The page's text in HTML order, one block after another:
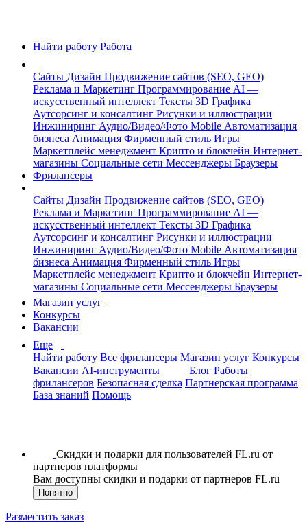
Найти работу Работа
Сайты Дизайн Продвижение сайтов (SEO, GEO)
Реклама и Маркетинг Программирование AI —
искусственный интеллект Тексты 3D Графика
Аутсорсинг и консалтинг Рисунки и иллюстрации
Инжиниринг Аудио/Видео/Фото Mobile Автоматизация
бизнеса Анимация Фирменный стиль Игры
Маркетплейс менеджмент Крипто и блокчейн Интернет-
магазины Социальные сети Мессенджеры Браузеры
Фрилансеры
Сайты Дизайн Продвижение сайтов (SEO, GEO)
Реклама и Маркетинг Программирование AI —
искусственный интеллект Тексты 3D Графика
Аутсорсинг и консалтинг Рисунки и иллюстрации
Инжиниринг Аудио/Видео/Фото Mobile Автоматизация
бизнеса Анимация Фирменный стиль Игры
Маркетплейс менеджмент Крипто и блокчейн Интернет-
магазины Социальные сети Мессенджеры Браузеры
Магазин услуг
Конкурсы
Вакансии
Еще
Найти работу Все фрилансеры Магазин услуг Конкурсы
Вакансии AI-инструменты Блог Работы
фрилансеров Безопасная сделка Партнерская программа
База знаний Помощь
Скидки и подарки для пользователей FL.ru от
партнеров платформы
Вам доступны скидки и подарки от партнеров FL.ru
Понятно
Разместить заказ